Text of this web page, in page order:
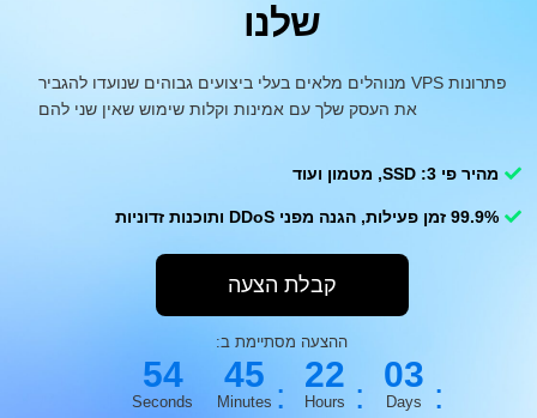
שלנו
פתרונות VPS מנוהלים מלאים בעלי ביצועים גבוהים שנועדו להגביר
את העסק שלך עם אמינות וקלות שימוש שאין שני להם
מהיר פי 3: SSD, מטמון ועוד
99.9% זמן פעילות, הגנה מפני DDoS ותוכנות זדוניות
קבלת הצעה
ההצעה מסתיימת ב:
03
Days :
22
Hours :
45
Minutes :
54
Seconds